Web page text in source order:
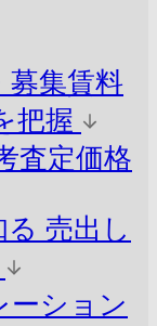
募集賃料
把握
査定価格
売出し
ーション